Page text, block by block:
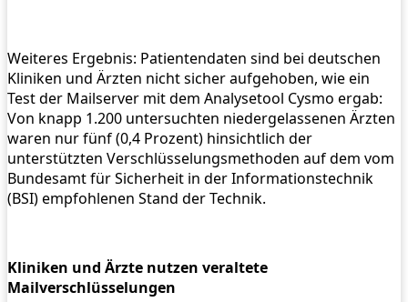
Weiteres Ergebnis: Patientendaten sind bei deutschen
Kliniken und Ärzten nicht sicher aufgehoben, wie ein
Test der Mailserver mit dem Analysetool Cysmo ergab:
Von knapp 1.200 untersuchten niedergelassenen Ärzten
waren nur fünf (0,4 Prozent) hinsichtlich der
unterstützten Verschlüsselungsmethoden auf dem vom
Bundesamt für Sicherheit in der Informationstechnik
(BSI) empfohlenen Stand der Technik.
Kliniken und Ärzte nutzen veraltete
Mailverschlüsselungen